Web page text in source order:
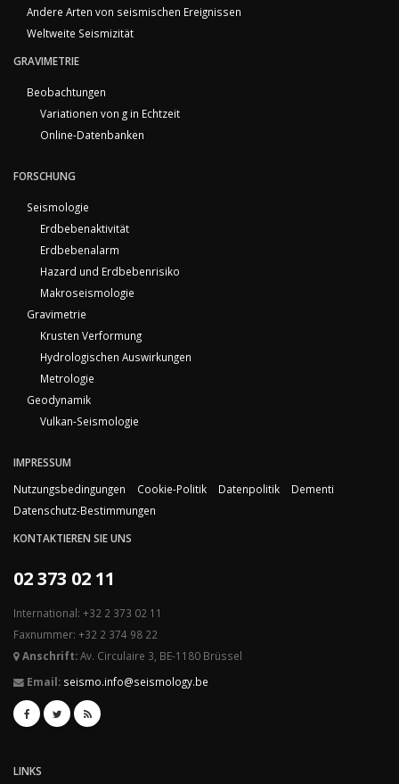
Andere Arten von seismischen Ereignissen
Weltweite Seismizität
GRAVIMETRIE
Beobachtungen
Variationen von g in Echtzeit
Online-Datenbanken
FORSCHUNG
Seismologie
Erdbebenaktivität
Erdbebenalarm
Hazard und Erdbebenrisiko
Makroseismologie
Gravimetrie
Krusten Verformung
Hydrologischen Auswirkungen
Metrologie
Geodynamik
Vulkan-Seismologie
IMPRESSUM
Nutzungsbedingungen
Cookie-Politik Datenpolitik
Dementi
Datenschutz-Bestimmungen
KONTAKTIEREN SIE UNS
02 373 02 11
International: +32 2 373 02 11
Faxnummer: +32 2 374 98 22
Anschrift:Av. Circulaire 3, BE-1180 Brüssel
Email: seismo.info@seismology.be
LINKS